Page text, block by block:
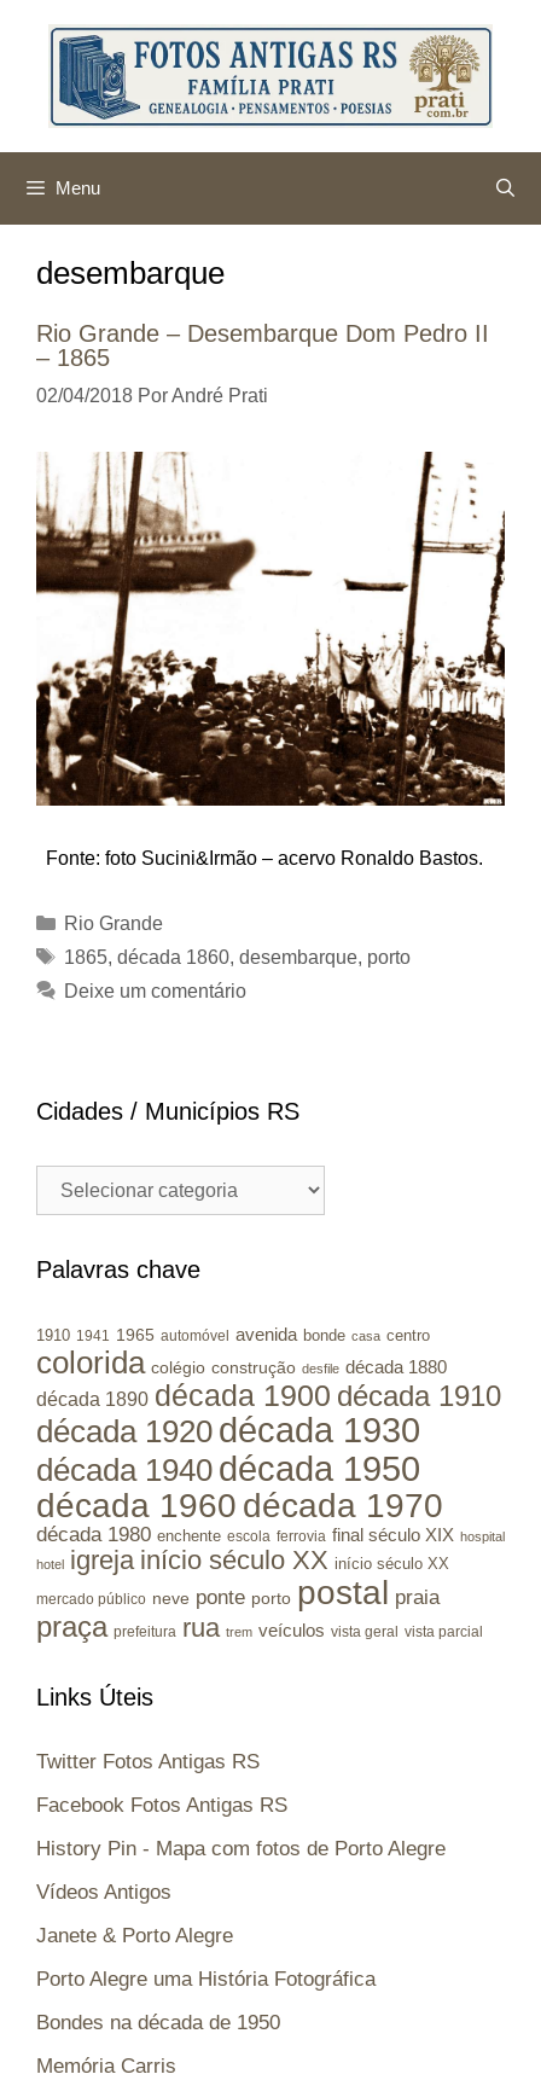
conteúdo
Menu
desembarque
Rio Grande – Desembarque Dom Pedro II
– 1865
02/04/2018 PorAndré Prati
Fonte: foto Sucini&Irmão – acervo Ronaldo Bastos.
Categorias
Rio Grande
Tags
1865, década 1860, desembarque, porto
Deixe um comentário
Cidades / Municípios RS
Cidades
Municípios
Palavras chave
1910 1941 1965 automóvel avenida bonde casa centro
colorida colégio construção desfile década 1880
década 1890 década 1900 década 1910
década 1920 década 1930
década 1940 década 1950
década 1960 década 1970
década 1980 enchente escola ferrovia final século XIX hospital
hotel igreja início século XX início século XX
mercado público neve ponte porto postal praia
praça prefeitura rua trem veículos vista geral vista parcial
Links Úteis
Twitter Fotos Antigas RS
Facebook Fotos Antigas RS
History Pin - Mapa com fotos de Porto Alegre
Vídeos Antigos
Janete & Porto Alegre
Porto Alegre uma História Fotográfica
Bondes na década de 1950
Memória Carris